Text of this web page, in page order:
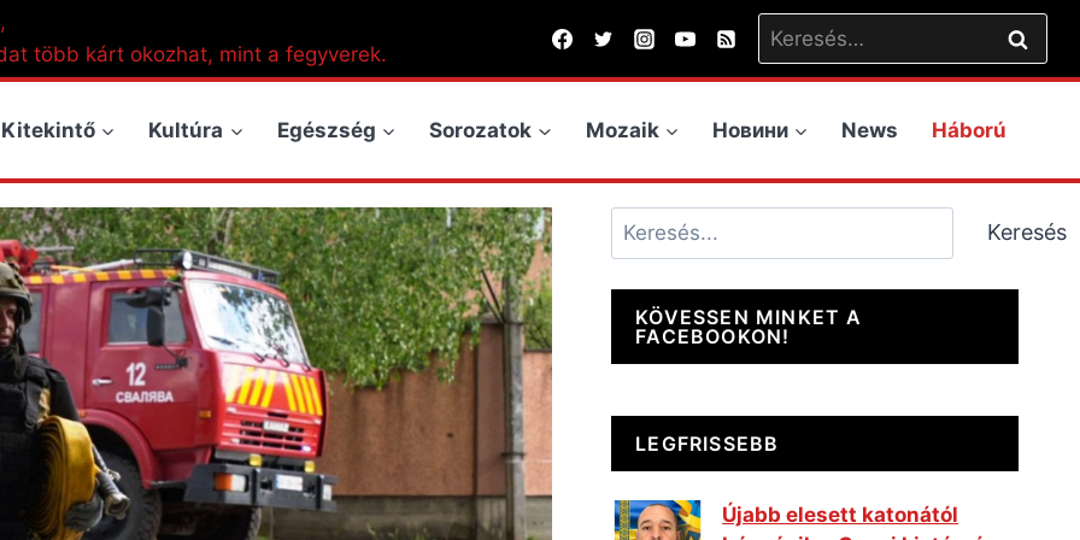
több kárt okozhat, mint a fegyverek.
Keresés:
Kitekintő Kultúra Egészség Sorozatok Mozaik Новини News Háború
Keresés Keresés
KÖVESSEN MINKET A
FACEBOOKON!
LEGFRISSEBB
Újabb elesett katonától